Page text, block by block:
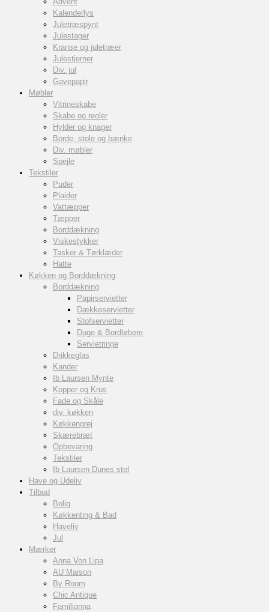
Kalenderlys
Juletræspynt
Julestager
Kranse og juletræer
Julestjerner
Div. jul
Gavepapir
Møbler
Vitrineskabe
Skabe og reoler
Hylder og knager
Borde, stole og bænke
Div. møbler
Spejle
Tekstiler
Puder
Plaider
Vattæpper
Tæpper
Borddækning
Viskestykker
Tasker & Tørklæder
Hatte
Køkken og Borddækning
Borddækning
Papirservietter
Dækkeservietter
Stofservietter
Duge & Bordløbere
Servietringe
Drikkeglas
Kander
Ib Laursen Mynte
Kopper og Krus
Fade og Skåle
div. køkken
Køkkengrej
Skærebræt
Opbevaring
Tekstiler
Ib Laursen Dunes stel
Have og Udeliv
Tilbud
Bolig
Køkkenting & Bad
Haveliv
Jul
Mærker
Anna Von Lipa
AU Maison
By Room
Chic Antique
Familianna